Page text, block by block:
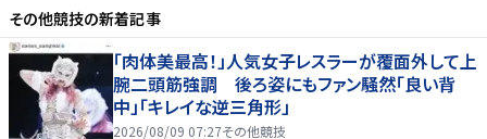
その他競技の新着記事
「肉体美最高！」人気女子レスラーが覆面外して上
腕二頭筋強調 後ろ姿にもファン騒然「良い背
中」「キレイな逆三角形」
2026/08/09 07:27その他競技